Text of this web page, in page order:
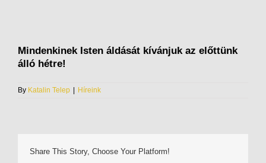
Mindenkinek Isten áldását kívánjuk az előttünk
álló hétre!
By Katalin Telep Híreink
Share This Story, Choose Your Platform!